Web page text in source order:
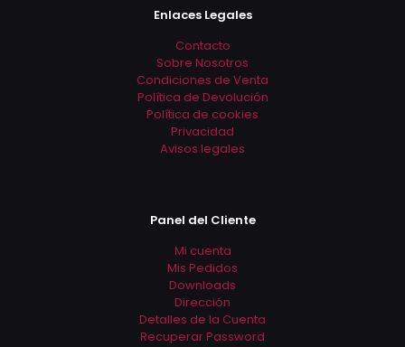
página
Enlaces Legales
Contacto
Sobre Nosotros
Condiciones de Venta
Política de Devolución
Política de cookies
Privacidad
Avisos legales
Panel del Cliente
Mi cuenta
Mis Pedidos
Downloads
Dirección
Detalles de la Cuenta
Recuperar Password